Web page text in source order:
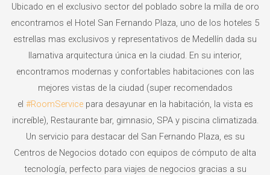
Ubicado en el exclusivo sector del poblado sobre la milla de oro
encontramos el Hotel San Fernando Plaza, uno de los hoteles 5
estrellas mas exclusivos y representativos de Medellín dada su
llamativa arquitectura única en la ciudad. En su interior,
encontramos modernas y confortables habitaciones con las
mejores vistas de la ciudad (super recomendados
el #RoomServicepara desayunar en la habitación, la vista es
increíble), Restaurante bar, gimnasio, SPA y piscina climatizada.
Un servicio para destacar del San Fernando Plaza, es su
Centros de Negocios dotado con equipos de cómputo de alta
tecnología, perfecto para viajes de negocios gracias a su